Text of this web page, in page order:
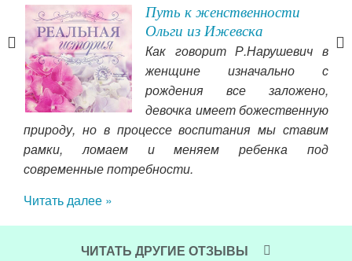
Путь к женственности
Ольги из Ижевска
Как говорит Р.Нарушевич в
женщине изначально с
рождения все заложено,
девочка имеет божественную
природу, но в процессе воспитания мы ставим
рамки, ломаем и меняем ребенка под
современные потребности.
Читать далее »
ЧИТАТЬ ДРУГИЕ ОТЗЫВЫ